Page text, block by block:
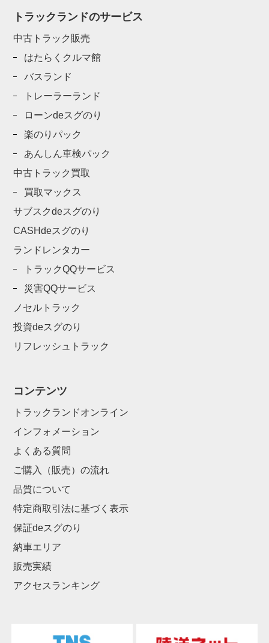
トラックランドのサービス
中古トラック販売
はたらくクルマ館
バスランド
トレーラーランド
ローンdeスグのり
楽のりパック
あんしん車検パック
中古トラック買取
買取マックス
サブスクdeスグのり
CASHdeスグのり
ランドレンタカー
トラックQQサービス
災害QQサービス
ノセルトラック
投資deスグのり
リフレッシュトラック
コンテンツ
トラックランドオンライン
インフォメーション
よくある質問
ご購入（販売）の流れ
品質について
特定商取引法に基づく表示
保証deスグのり
納車エリア
販売実績
アクセスランキング